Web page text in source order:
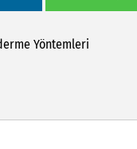
Yöntemleri